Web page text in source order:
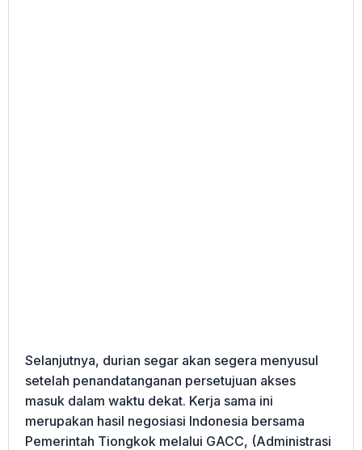
Selanjutnya, durian segar akan segera menyusul
setelah penandatanganan persetujuan akses
masuk dalam waktu dekat. Kerja sama ini
merupakan hasil negosiasi Indonesia bersama
Pemerintah Tiongkok melalui GACC, (Administrasi